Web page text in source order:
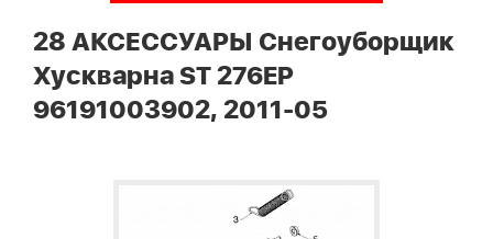
28 АКСЕССУАРЫ Снегоуборщик
Хускварна ST 276EP
96191003902, 2011-05